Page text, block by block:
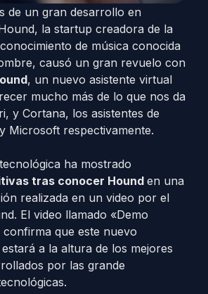
de un gran desarrollo en
la startup creadora de la
de música conocida
causó un gran revuelo con
, un nuevo asistente virtual
mucho más de lo que nos da
y Cortana, los asistentes de
Microsoft respectivamente.
ha mostrado
tras conocer Hound en una
realizada en un video por el
El video llamado «Demo
que este nuevo
a la altura de los mejores
por las grande